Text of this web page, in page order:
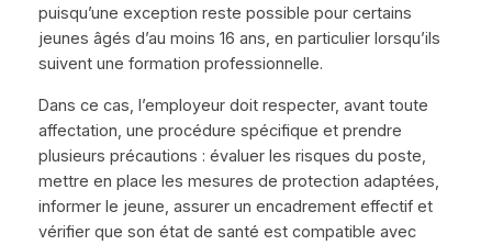
puisqu’une exception reste possible pour certains
jeunes âgés d’au moins 16 ans, en particulier lorsqu’ils
suivent une formation professionnelle.
Dans ce cas, l’employeur doit respecter, avant toute
affectation, une procédure spécifique et prendre
plusieurs précautions : évaluer les risques du poste,
mettre en place les mesures de protection adaptées,
informer le jeune, assurer un encadrement effectif et
vérifier que son état de santé est compatible avec